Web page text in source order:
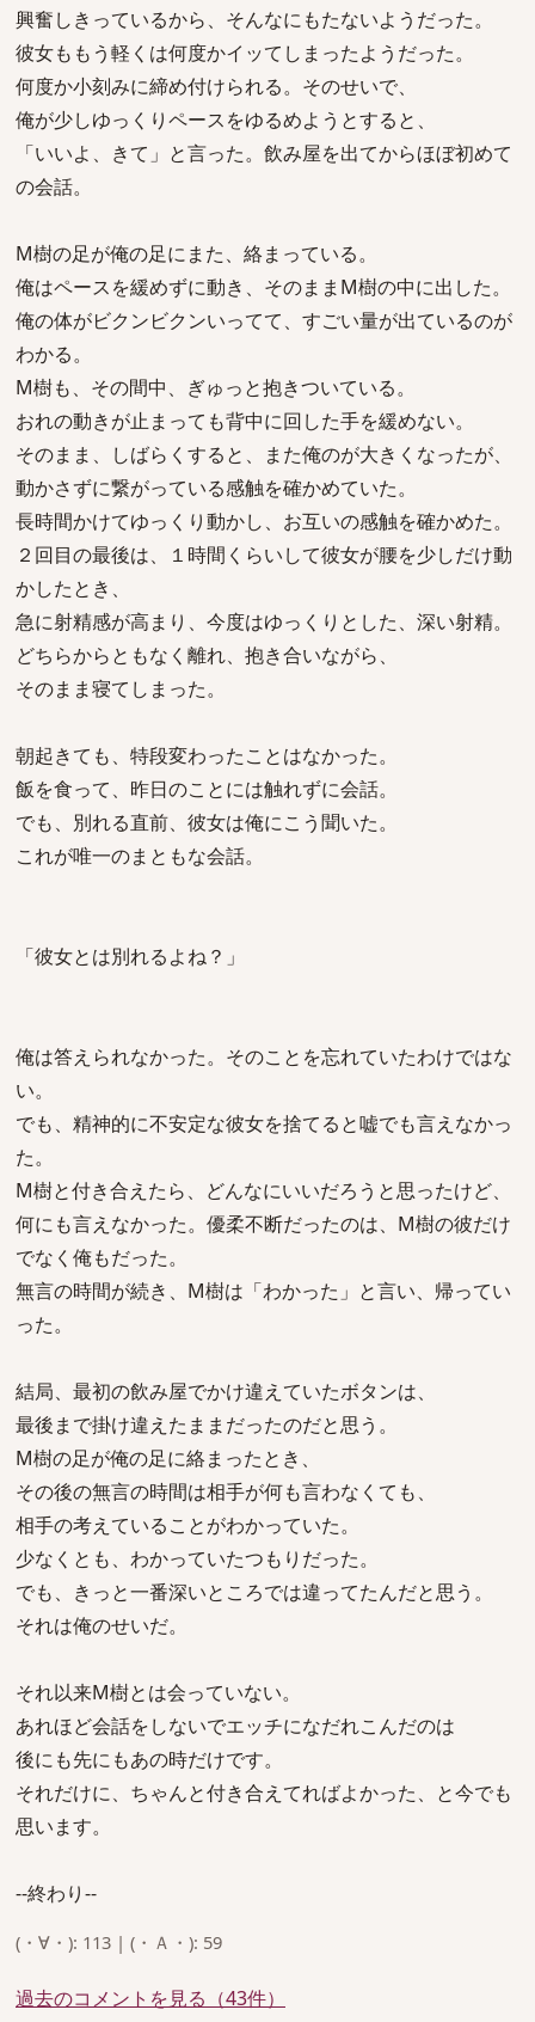
興奮しきっているから、そんなにもたないようだった。
彼女ももう軽くは何度かイッてしまったようだった。
何度か小刻みに締め付けられる。そのせいで、
俺が少しゆっくりペースをゆるめようとすると、
「いいよ、きて」と言った。飲み屋を出てからほぼ初めて
の会話。
M樹の足が俺の足にまた、絡まっている。
俺はペースを緩めずに動き、そのままM樹の中に出した。
俺の体がビクンビクンいってて、すごい量が出ているのが
わかる。
M樹も、その間中、ぎゅっと抱きついている。
おれの動きが止まっても背中に回した手を緩めない。
そのまま、しばらくすると、また俺のが大きくなったが、
動かさずに繋がっている感触を確かめていた。
長時間かけてゆっくり動かし、お互いの感触を確かめた。
２回目の最後は、１時間くらいして彼女が腰を少しだけ動
かしたとき、
急に射精感が高まり、今度はゆっくりとした、深い射精。
どちらからともなく離れ、抱き合いながら、
そのまま寝てしまった。
朝起きても、特段変わったことはなかった。
飯を食って、昨日のことには触れずに会話。
でも、別れる直前、彼女は俺にこう聞いた。
これが唯一のまともな会話。
「彼女とは別れるよね？」
俺は答えられなかった。そのことを忘れていたわけではな
い。
でも、精神的に不安定な彼女を捨てると嘘でも言えなかっ
た。
M樹と付き合えたら、どんなにいいだろうと思ったけど、
何にも言えなかった。優柔不断だったのは、M樹の彼だけ
でなく俺もだった。
無言の時間が続き、M樹は「わかった」と言い、帰ってい
った。
結局、最初の飲み屋でかけ違えていたボタンは、
最後まで掛け違えたままだったのだと思う。
M樹の足が俺の足に絡まったとき、
その後の無言の時間は相手が何も言わなくても、
相手の考えていることがわかっていた。
少なくとも、わかっていたつもりだった。
でも、きっと一番深いところでは違ってたんだと思う。
それは俺のせいだ。
それ以来M樹とは会っていない。
あれほど会話をしないでエッチになだれこんだのは
後にも先にもあの時だけです。
それだけに、ちゃんと付き合えてればよかった、と今でも
思います。
--終わり--
(・∀・): 113 | (・Ａ・): 59
過去のコメントを見る（43件）